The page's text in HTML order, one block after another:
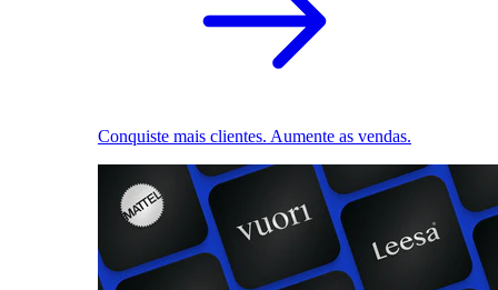
Conquiste mais clientes. Aumente as vendas.